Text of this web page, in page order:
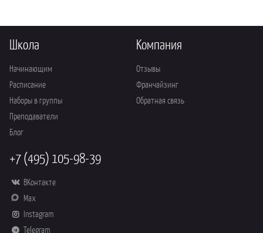
Школа
Начинающим
Расписание
Наборы в группы
Преподаватели
Блог
Компания
Отзывы
Франчайзинг
Обратная связь
+7 (495) 105-98-39
ВКонтакте
Max
Instagram
Telegram